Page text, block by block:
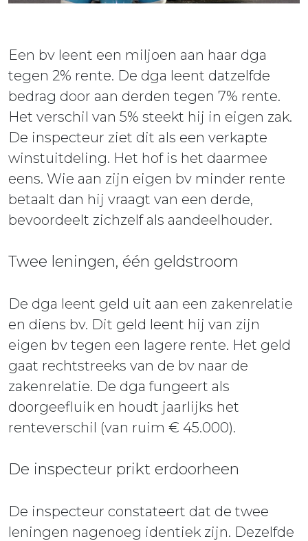
Een bv leent een miljoen aan haar dga
tegen 2% rente. De dga leent datzelfde
bedrag door aan derden tegen 7% rente.
Het verschil van 5% steekt hij in eigen zak.
De inspecteur ziet dit als een verkapte
winstuitdeling. Het hof is het daarmee
eens. Wie aan zijn eigen bv minder rente
betaalt dan hij vraagt van een derde,
bevoordeelt zichzelf als aandeelhouder.
Twee leningen, één geldstroom
De dga leent geld uit aan een zakenrelatie
en diens bv. Dit geld leent hij van zijn
eigen bv tegen een lagere rente. Het geld
gaat rechtstreeks van de bv naar de
zakenrelatie. De dga fungeert als
doorgeefluik en houdt jaarlijks het
renteverschil (van ruim € 45.000).
De inspecteur prikt erdoorheen
De inspecteur constateert dat de twee
leningen nagenoeg identiek zijn. Dezelfde